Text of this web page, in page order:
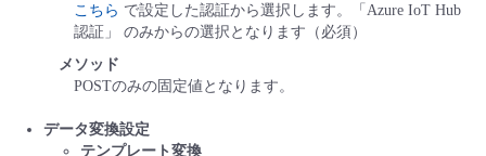
こちら で設定した認証から選択します。「Azure IoT Hub
認証」 のみからの選択となります（必須）
メソッド
POSTのみの固定値となります。
データ変換設定
テンプレート変換